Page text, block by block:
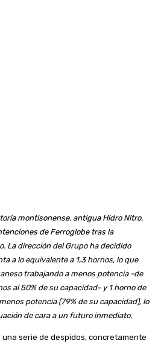
montisonense, antigua Hidro Nitro,
de Ferroglobe tras la
La dirección del Grupo ha decidido
a lo equivalente a 1,3 hornos, lo que
trabajando a menos potencia -de
al 50% de su capacidad- y 1 horno de
potencia (79% de su capacidad), lo
de cara a un futuro inmediato.
serie de despidos, concretamente